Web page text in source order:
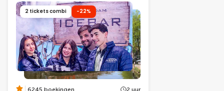
2 tickets combi -22%
6245 boekingen 2 uur